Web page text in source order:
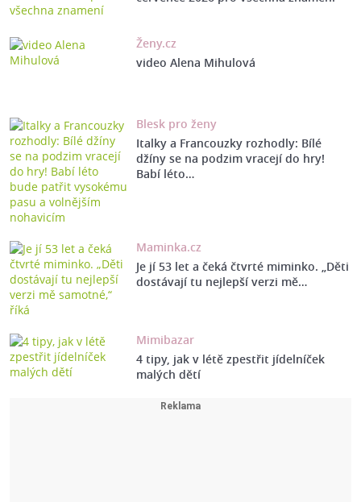
Ženy.cz
video Alena Mihulová
Blesk pro ženy
Italky a Francouzky rozhodly: Bílé
džíny se na podzim vracejí do hry!
Babí léto…
Maminka.cz
Je jí 53 let a čeká čtvrté miminko. „Děti
dostávají tu nejlepší verzi mě…
Mimibazar
4 tipy, jak v létě zpestřit jídelníček
malých dětí